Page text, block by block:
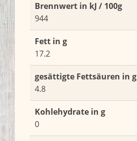
Brennwert in kJ / 100g
944
Fett in g
17.2
gesättigte Fettsäuren in g
4.8
Kohlehydrate in g
0